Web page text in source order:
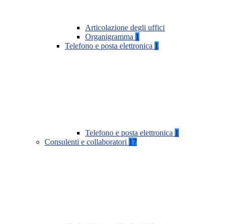
Articolazione degli uffici
Organigramma 1
Telefono e posta elettronica 1
Telefono e posta elettronica 1
Consulenti e collaboratori 17